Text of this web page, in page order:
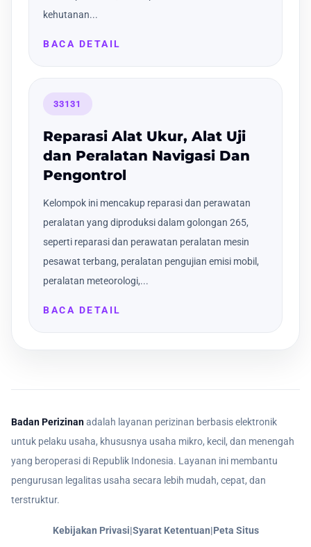
kehutanan...
BACA DETAIL
33131
Reparasi Alat Ukur, Alat Uji
dan Peralatan Navigasi Dan
Pengontrol
Kelompok ini mencakup reparasi dan perawatan
peralatan yang diproduksi dalam golongan 265,
seperti reparasi dan perawatan peralatan mesin
pesawat terbang, peralatan pengujian emisi mobil,
peralatan meteorologi,...
BACA DETAIL
Badan Perizinanadalah layanan perizinan berbasis elektronik
untuk pelaku usaha, khususnya usaha mikro, kecil, dan menengah
yang beroperasi di Republik Indonesia. Layanan ini membantu
pengurusan legalitas usaha secara lebih mudah, cepat, dan
terstruktur.
Kebijakan Privasi|Syarat Ketentuan|Peta Situs